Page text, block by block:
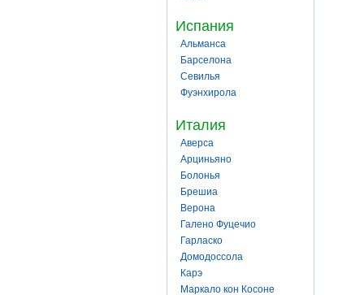
Испания
Альманса
Барселона
Севилья
Фуэнхирола
Италия
Аверса
Арциньяно
Болонья
Брешиа
Верона
Галено Фуцечио
Гарласко
Домодоссола
Карэ
Маркало кон Косоне